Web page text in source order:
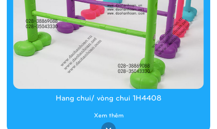
Hang chui/ vòng chui 1H4408
Xem thêm